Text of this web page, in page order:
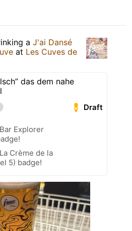
a J'ai Dansé
at Les Cuves de
das dem nahe
Draft
Explorer
Crème de la
5) badge!